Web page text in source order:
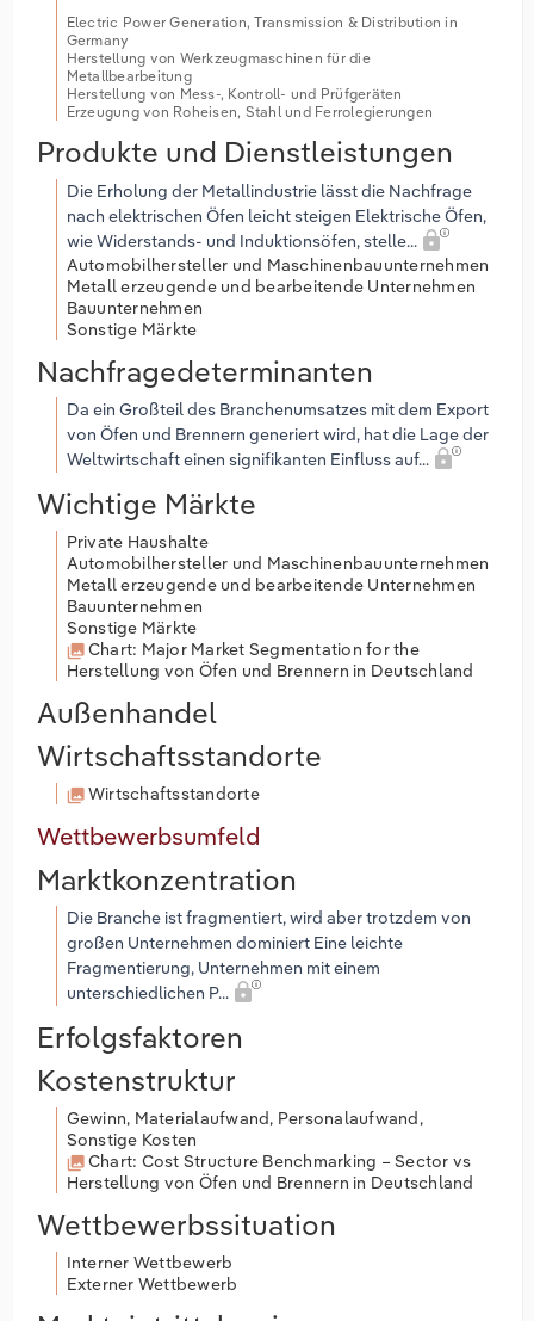
Electric Power Generation, Transmission & Distribution in
Germany
Herstellung von Werkzeugmaschinen für die
Metallbearbeitung
Herstellung von Mess-, Kontroll- und Prüfgeräten
Erzeugung von Roheisen, Stahl und Ferrolegierungen
Produkte und Dienstleistungen
Die Erholung der Metallindustrie lässt die Nachfrage
nach elektrischen Öfen leicht steigen Elektrische Öfen,
wie Widerstands- und Induktionsöfen, stelle...
Automobilhersteller und Maschinenbauunternehmen
Metall erzeugende und bearbeitende Unternehmen
Bauunternehmen
Sonstige Märkte
Nachfragedeterminanten
Da ein Großteil des Branchenumsatzes mit dem Export
von Öfen und Brennern generiert wird, hat die Lage der
Weltwirtschaft einen signifikanten Einfluss auf...
Wichtige Märkte
Private Haushalte
Automobilhersteller und Maschinenbauunternehmen
Metall erzeugende und bearbeitende Unternehmen
Bauunternehmen
Sonstige Märkte
Chart: Major Market Segmentation for the
Herstellung von Öfen und Brennern in Deutschland
Außenhandel
Wirtschaftsstandorte
Wirtschaftsstandorte
Wettbewerbsumfeld
Marktkonzentration
Die Branche ist fragmentiert, wird aber trotzdem von
großen Unternehmen dominiert Eine leichte
Fragmentierung, Unternehmen mit einem
unterschiedlichen P...
Erfolgsfaktoren
Kostenstruktur
Gewinn, Materialaufwand, Personalaufwand,
Sonstige Kosten
Chart: Cost Structure Benchmarking – Sector vs
Herstellung von Öfen und Brennern in Deutschland
Wettbewerbssituation
Interner Wettbewerb
Externer Wettbewerb